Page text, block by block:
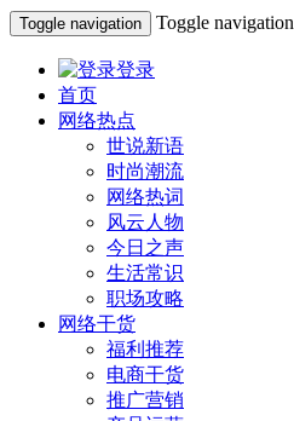
Toggle navigation Toggle navigation
登录
首页
网络热点
世说新语
时尚潮流
网络热词
风云人物
今日之声
生活常识
职场攻略
网络干货
福利推荐
电商干货
推广营销